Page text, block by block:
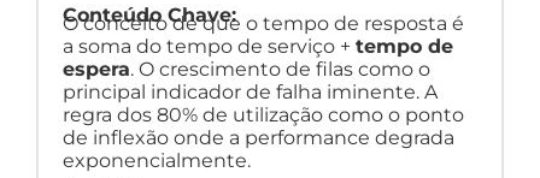
Conteúdo Chave:
O conceito de que o tempo de resposta é
a soma do tempo de serviço + tempo de
espera. O crescimento de filas como o
principal indicador de falha iminente. A
regra dos 80% de utilização como o ponto
de inflexão onde a performance degrada
exponencialmente.